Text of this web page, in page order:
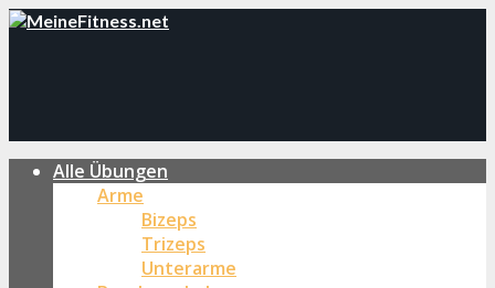
Alle Übungen
Arme
Bizeps
Trizeps
Unterarme